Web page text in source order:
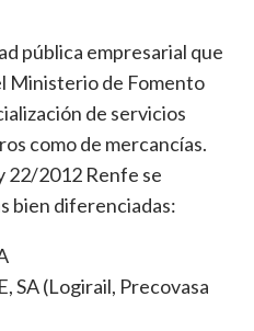
pública empresarial que
Ministerio de Fomento
de servicios
como de mercancías.
22/2012 Renfe se
bien diferenciadas:
SA (Logirail, Precovasa